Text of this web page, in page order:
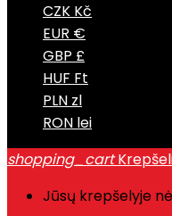
CZK Kč
EUR €
GBP £
HUF Ft
PLN zl
RON lei
shopping_cart
Jūsų krepšelyje